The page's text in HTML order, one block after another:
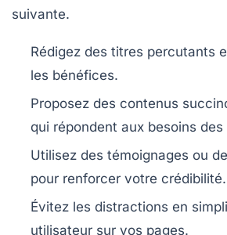
suivante.
Rédigez des titres percutants
les bénéfices.
Proposez des contenus
qui répondent aux besoins
Utilisez des témoignages ou
pour renforcer votre crédibilité.
Évitez les distractions en
utilisateur sur vos pages.